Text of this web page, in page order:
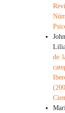
de